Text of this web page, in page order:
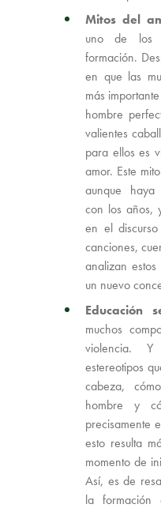
Mitos del
uno de los
formación.
en que las
más
hombre
valientes
para ellos es
amor. Este
aunque
con los años,
en el
canciones,
analizan estos
un nuevo
Educación
muchos
violencia.
estereotipos
cabeza,
hombre y
precisamente
esto resulta
momento de
Así, es de
la formación